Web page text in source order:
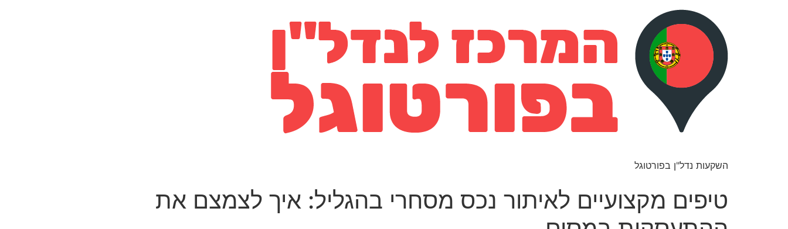
השקעות נדל"ן בפורטוגל
טיפים מקצועיים לאיתור נכס מסחרי בהגליל: איך לצמצם את